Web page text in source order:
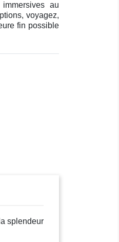
au
voyagez,
fin possible
splendeur